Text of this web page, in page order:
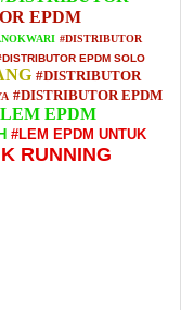
EPDM
#DISTRIBUTOR
EPDM SOLO
#DISTRIBUTOR
#DISTRIBUTOR EPDM
EPDM
#LEM EPDM UNTUK
RUNNING